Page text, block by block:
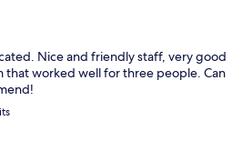
Nice and friendly staff, very good
that worked well for three people. Can